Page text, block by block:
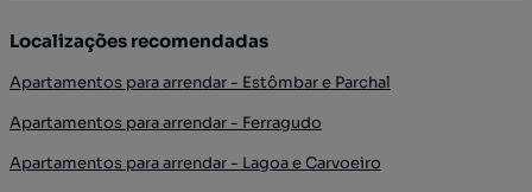
Localizações recomendadas
Apartamentos para arrendar - Estômbar e Parchal
Apartamentos para arrendar - Ferragudo
Apartamentos para arrendar - Lagoa e Carvoeiro